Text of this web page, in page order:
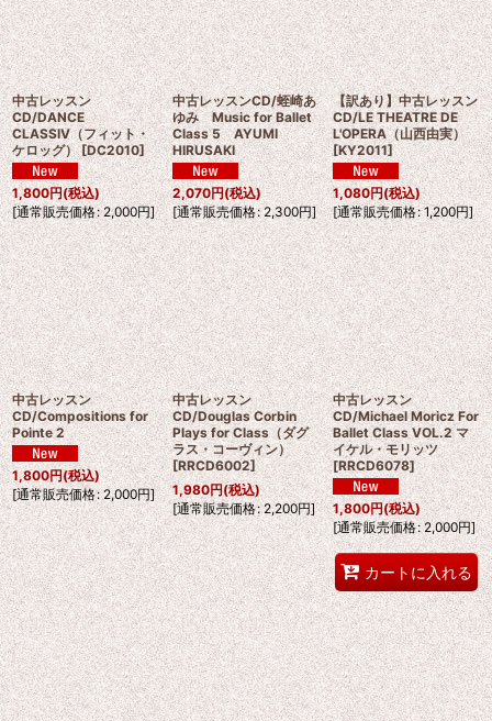
中古レッスン
CD/DANCE
CLASSIV（フィット・
ケロッグ） [DC2010]
1,800円(税込)
[通常販売価格: 2,000円]
中古レッスンCD/蛭崎あ
ゆみ Music for Ballet
Class 5 AYUMI
HIRUSAKI
2,070円(税込)
[通常販売価格: 2,300円]
【訳あり】中古レッスン
CD/LE THEATRE DE
L'OPERA（山西由実）
[KY2011]
1,080円(税込)
[通常販売価格: 1,200円]
中古レッスン
CD/Compositions for
Pointe 2
1,800円(税込)
[通常販売価格: 2,000円]
中古レッスン
CD/Douglas Corbin
Plays for Class（ダグ
ラス・コーヴィン）
[RRCD6002]
1,980円(税込)
[通常販売価格: 2,200円]
中古レッスン
CD/Michael Moricz For
Ballet Class VOL.2 マ
イケル・モリッツ
[RRCD6078]
1,800円(税込)
[通常販売価格: 2,000円]
カートに入れる